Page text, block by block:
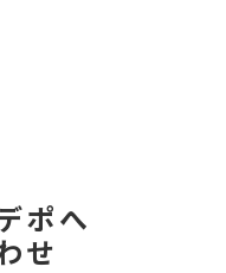
ポへ
せ